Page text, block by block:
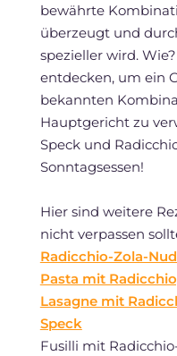
bewährte
überzeugt und
spezieller wird.
entdecken, um ein
bekannten
Hauptgericht zu
Speck und
Sonntagsessen!
Hier sind weitere
nicht verpassen
Radicchio-Zola-
Pasta mit
Lasagne mit
Speck
Fusilli mit